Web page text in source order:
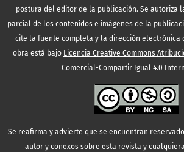
postura del editor de la publicación. Se autoriza
parcial de los contenidos e imágenes de la
cite la fuente completa y la dirección electrónica
obra está bajo Licencia Creative Commons
Comercial-Compartir Igual 4.0
Se reafirma y advierte que se encuentran
autor y conexos sobre esta revista y